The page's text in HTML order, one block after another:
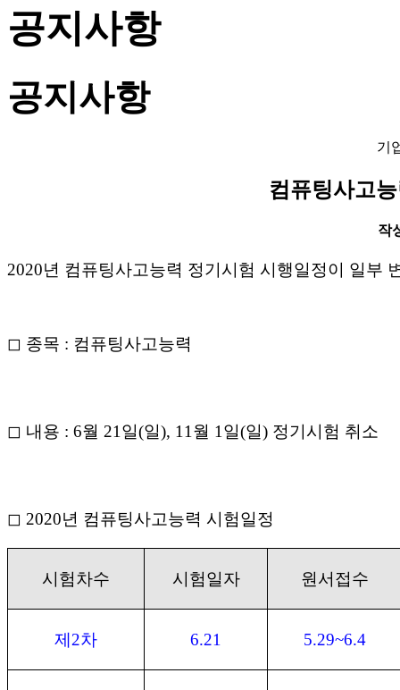
공지사항
공지사항
기
컴퓨팅사고
작
2020년 컴퓨팅사고능력 정기시험 시행일정이 일부
◻ 종목 : 컴퓨팅사고능력
◻ 내용 : 6월 21일(일), 11월 1일(일) 정기시험 취소
◻ 2020년 컴퓨팅사고능력 시험일정
시험차수 시험일자 원서접수
제2차 6.21 5.29~6.4